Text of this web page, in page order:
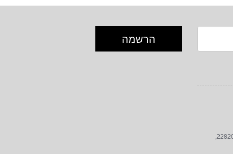
כתובת: הגפן 82, לימן, גליל מערבי, 2282000,